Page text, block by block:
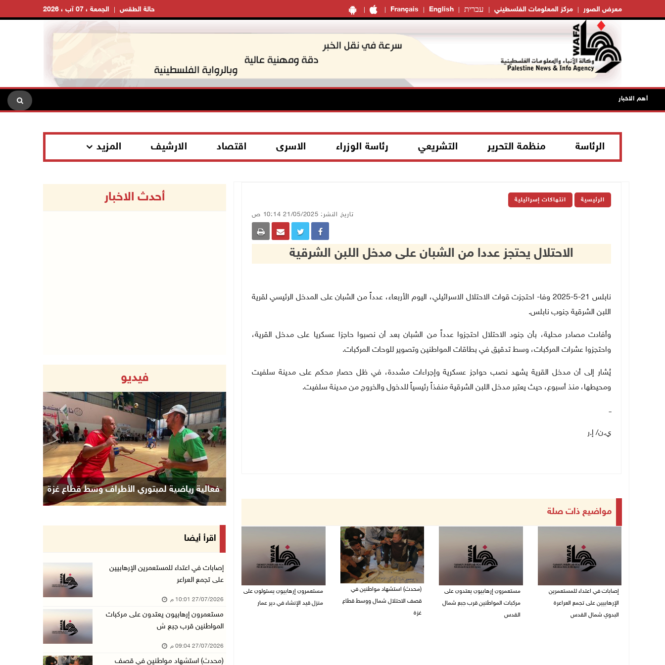
Français English עברית مركز المعلومات الفلسطيني معرض الصور الجمعة ، 07 آب ، 2026 حالة الطقس
أهم الاخبار
الرئاسة منظمة التحرير التشريعي رئاسة الوزراء الاسرى اقتصاد الارشيف المزيد
الرئيسية انتهاكات إسرائيلية
تاريخ النشر: 21/05/2025 10:14 ص
الاحتلال يحتجز عددا من الشبان على مدخل اللبن الشرقية
نابلس 21-5-2025 وفا- احتجزت قوات الاحتلال الاسرائيلي، اليوم الأربعاء، عدداً من الشبان على المدخل الرئيسي لقرية
اللبن الشرقية جنوب نابلس.
وأفادت مصادر محلية، بأن جنود الاحتلال احتجزوا عدداً من الشبان بعد أن نصبوا حاجزا عسكريا على مدخل القرية،
واحتجزوا عشرات المركبات، وسط تدقيق في بطاقات المواطنين وتصوير للوحات المركبات.
يُشار إلى أن مدخل القرية يشهد نصب حواجز عسكرية وإجراءات مشددة، في ظل حصار محكم على مدينة سلفيت
ومحيطها، منذ أسبوع، حيث يعتبر مدخل اللبن الشرقية منفذاً رئيسياً للدخول والخروج من مدينة سلفيت.
ــ
ي.ن/ إ.ر
مواضيع ذات صلة
إصابات في اعتداء للمستعمرين
الإرهابيين على تجمع العراعرة
البدوي شمال القدس
مستعمرون إرهابيون يعتدون على
مركبات المواطنين قرب جبع شمال
القدس
(محدث) استشهاد مواطنين في
قصف الاحتلال شمال ووسط قطاع
غزة
مستعمرون إرهابيون يستولون على
منزل قيد الإنشاء في دير عمار
أحدث الاخبار
فيديو
فعالية رياضية لمبتوري الأطراف وسط قطاع غزة
Previous Next
اقرأ أيضا
إصابات في اعتداء للمستعمرين الإرهابيين
على تجمع العراعر
27/07/2026 10:01 م
مستعمرون إرهابيون يعتدون على مركبات
المواطنين قرب جبع ش
27/07/2026 09:04 م
(محدث) استشهاد مواطنين في قصف